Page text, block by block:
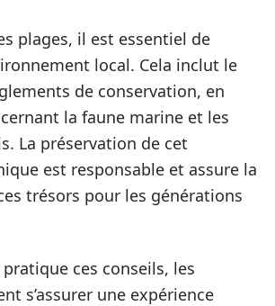
plages, il est essentiel de
local. Cela inclut le
de conservation, en
la faune marine et les
La préservation de cet
est responsable et assure la
trésors pour les générations
ces conseils, les
s’assurer une expérience